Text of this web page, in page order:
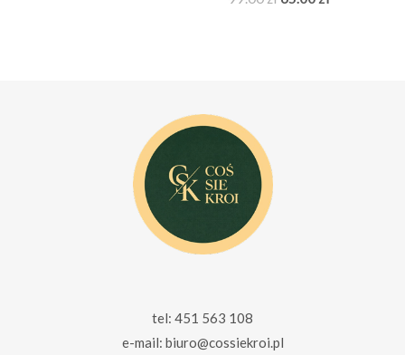
tel: 451 563 108
e-mail: biuro@cossiekroi.pl